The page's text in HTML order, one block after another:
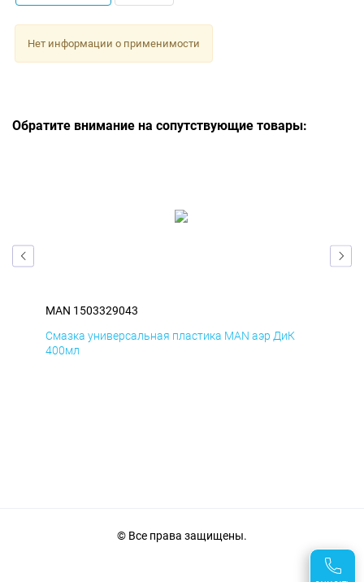
Нет информации о применимости
Обратите внимание на сопутствующие товары:
MAN 1503329043
Смазка универсальная пластика MAN аэр ДиК
400мл
© Все права защищены.